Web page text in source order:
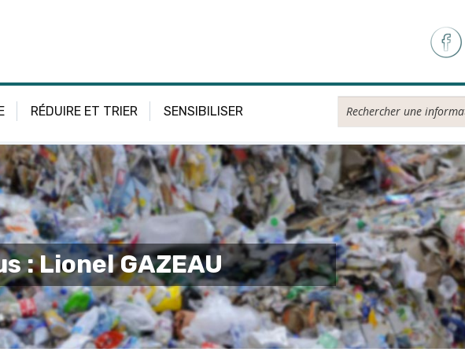
RÉDUIRE ET TRIER SENSIBILISER Rechercher...
: Lionel GAZEAU